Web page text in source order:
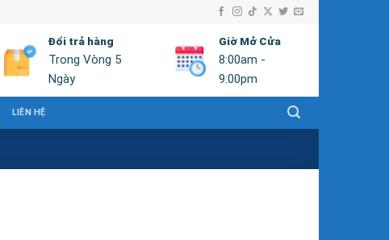
Đổi trả hàng
Trong Vòng 5
Ngày
Giờ Mở Cửa
8:00am -
9:00pm
LIÊN HỆ